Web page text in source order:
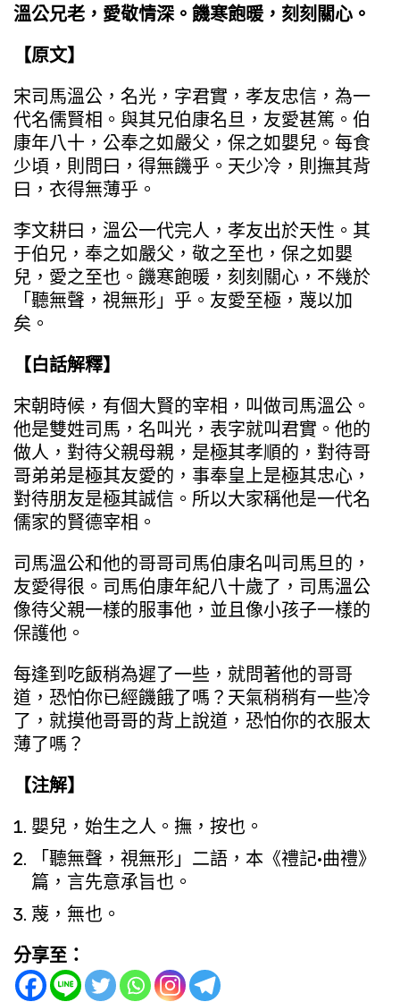
溫公兄老，愛敬情深。饑寒飽暖，刻刻關心。
【原文】
宋司馬溫公，名光，字君實，孝友忠信，為一
代名儒賢相。與其兄伯康名旦，友愛甚篤。伯
康年八十，公奉之如嚴父，保之如嬰兒。每食
少頃，則問曰，得無饑乎。天少冷，則撫其背
曰，衣得無薄乎。
李文耕曰，溫公一代完人，孝友出於天性。其
于伯兄，奉之如嚴父，敬之至也，保之如嬰
兒，愛之至也。饑寒飽暖，刻刻關心，不幾於
「聽無聲，視無形」乎。友愛至極，蔑以加
矣。
【白話解釋】
宋朝時候，有個大賢的宰相，叫做司馬溫公。
他是雙姓司馬，名叫光，表字就叫君實。他的
做人，對待父親母親，是極其孝順的，對待哥
哥弟弟是極其友愛的，事奉皇上是極其忠心，
對待朋友是極其誠信。所以大家稱他是一代名
儒家的賢德宰相。
司馬溫公和他的哥哥司馬伯康名叫司馬旦的，
友愛得很。司馬伯康年紀八十歲了，司馬溫公
像待父親一樣的服事他，並且像小孩子一樣的
保護他。
每逢到吃飯稍為遲了一些，就問著他的哥哥
道，恐怕你已經饑餓了嗎？天氣稍稍有一些冷
了，就摸他哥哥的背上說道，恐怕你的衣服太
薄了嗎？
【注解】
嬰兒，始生之人。撫，按也。
「聽無聲，視無形」二語，本《禮記·曲禮》
篇，言先意承旨也。
蔑，無也。
分享至：